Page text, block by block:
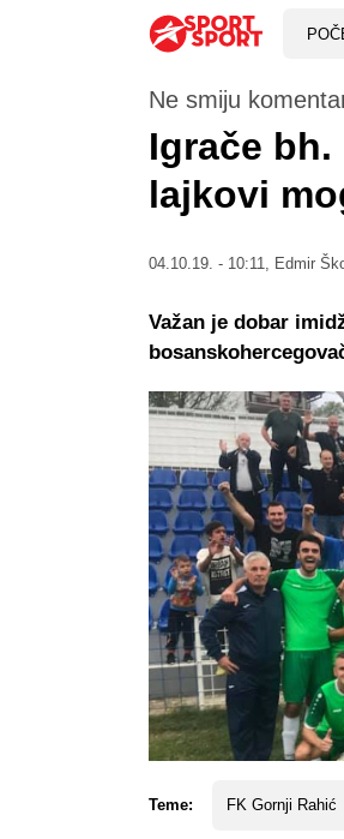
Ne smiju
Igrače
lajkovi
04.10.19. - 10:11, Edmir
Teme: FK Gornji Rahić
Važan je dobar